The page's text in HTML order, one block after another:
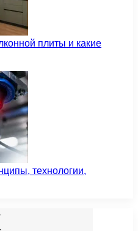
плиты и какие
технологии,